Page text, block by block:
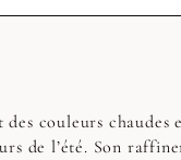
couleurs chaudes
de l’été. Son